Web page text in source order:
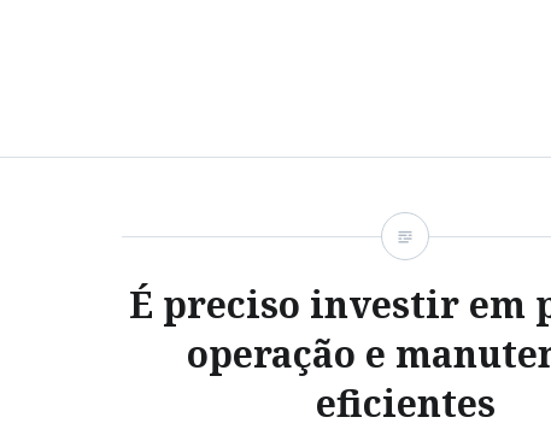
É preciso investir em
operação e
eficientes